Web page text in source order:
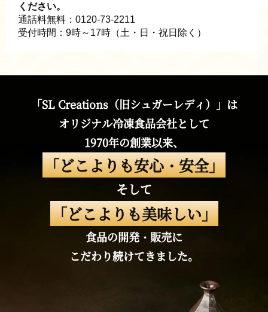
ください。
通話料無料： 0120-73-2211
受付時間：9時～17時（土・日・祝日除く）
「SL Creations（旧シュガーレディ）」は
オリジナル冷凍食品会社として
1970年の創業以来、
「どこよりも安心・安全」
そして
「どこよりも美味しい」
食品の開発・販売に
こだわり続けてきました。